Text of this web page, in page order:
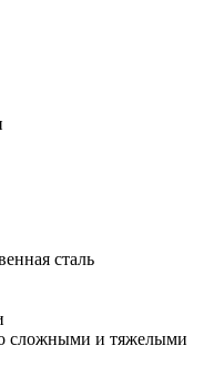
сталь
сложными и тяжелыми